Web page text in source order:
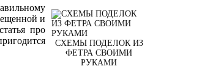
СХЕМЫ ПОДЕЛОК ИЗ
ФЕТРА СВОИМИ
РУКАМИ
и
про